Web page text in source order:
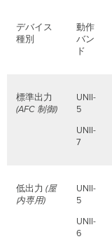
Fi
6E
る
電
が
あ
り
デバイス
種別
動作
バン
ド
標準出力
(AFC 制御)
UNII-
5
UNII-
7
低出力 (屋
内専用)
UNII-
5
UNII-
6